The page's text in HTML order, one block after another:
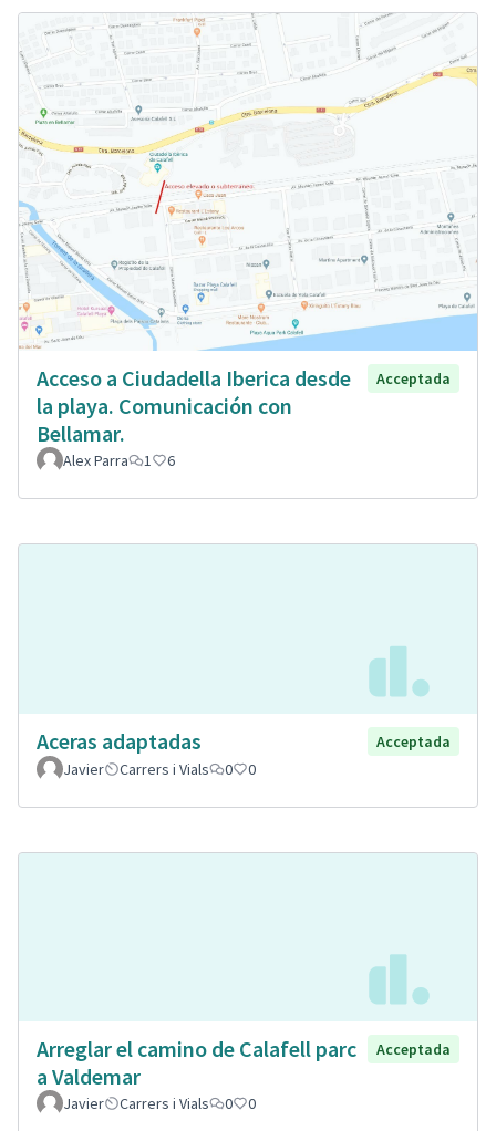
Acceso a Ciudadella Iberica desde
la playa. Comunicación con
Bellamar.
Acceptada
Alex Parra 1 6
Aceras adaptadas
Acceptada
Javier
Carrers i Vials 0 0
Arreglar el camino de Calafell parc
a Valdemar
Acceptada
Javier Carrers i Vials 0 0